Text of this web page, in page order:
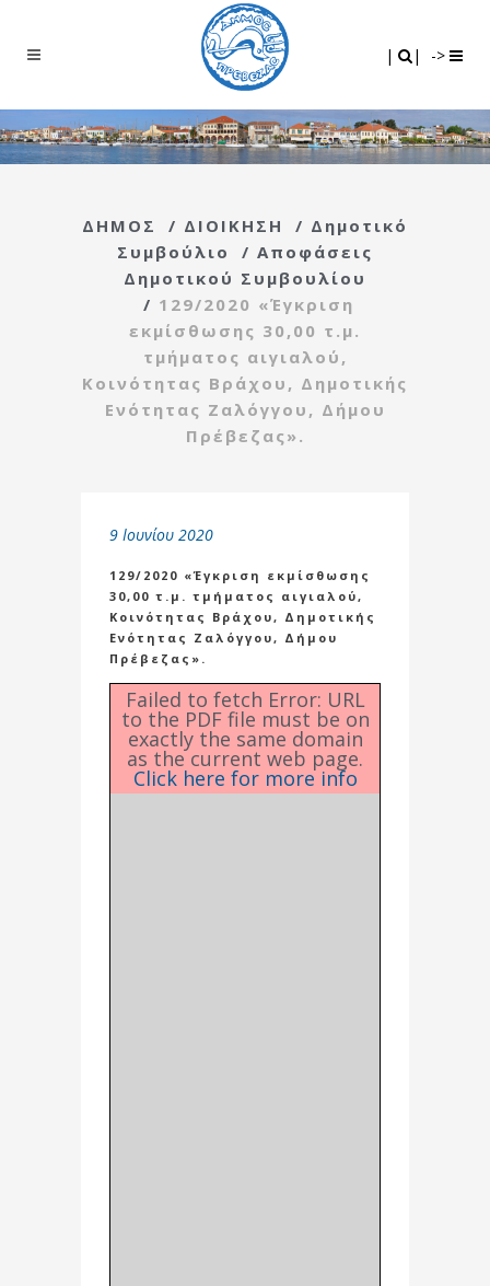
| | ->
ΔΗΜΟΣ / ΔΙΟΙΚΗΣΗ / Δημοτικό
Συμβούλιο
/ Αποφάσεις
Δημοτικού Συμβουλίου
/ 129/2020 «Έγκριση
εκμίσθωσης 30,00 τ.μ.
τμήματος αιγιαλού,
Κοινότητας Βράχου, Δημοτικής
Ενότητας Ζαλόγγου, Δήμου
Πρέβεζας».
9 Ιουνίου 2020
129/2020 «Έγκριση εκμίσθωσης
30,00 τ.μ. τμήματος αιγιαλού,
Κοινότητας Βράχου, Δημοτικής
Ενότητας Ζαλόγγου, Δήμου
Πρέβεζας».
Failed to fetch Error: URL
to the PDF file must be on
exactly the same domain
as the current web page.
Click here for more info